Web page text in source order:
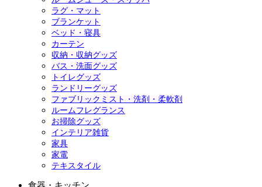
ラグ・マット
ブランケット
ベッド・寝具
カーテン
収納・収納グッズ
バス・洗面グッズ
トイレグッズ
ランドリーグッズ
ファブリックミスト・洗剤・柔軟剤
ルームフレグランス
お掃除グッズ
インテリア雑貨
家具
家電
テキスタイル